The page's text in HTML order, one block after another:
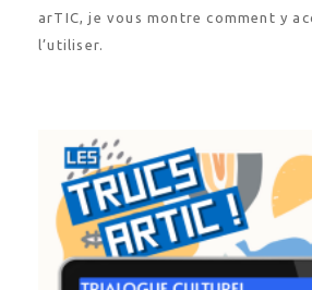
arTIC, je vous montre comment y
l’utiliser.